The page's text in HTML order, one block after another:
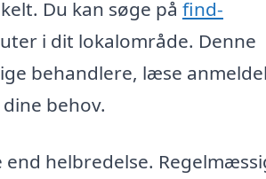
Du kan søge på find-
i dit lokalområde. Denne
behandlere, læse
behov.
helbredelse.